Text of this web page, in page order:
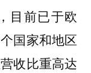
目前已于欧
国家和地区
收比重高达